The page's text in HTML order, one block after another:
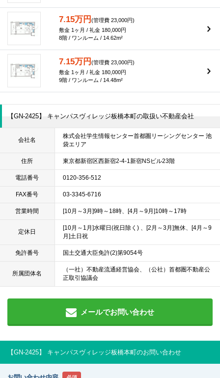
7.15万円 (管理費 23,000円)
敷金 1ヶ月 / 礼金 180,000円
8階 / ワンルーム / 14.62m²
7.15万円 (管理費 23,000円)
敷金 1ヶ月 / 礼金 180,000円
9階 / ワンルーム / 14.48m²
【GN-2425】 キャンパスヴィレッジ板橋本町の取扱い不動産会社
会社名
株式会社学生情報センター首都圏リーシングセンター 池
袋エリア
住所 東京都新宿区西新宿2-4-1新宿NSビル23階
電話番号 0120-356-512
FAX番号 03-3345-6716
営業時間 [10月～3月]9時～18時、[4月～9月]10時～17時
定休日
[10月～1月]水曜日(祝日除く) 、[2月～3月]無休、[4月～9
月]土日祝
免許番号 国土交通大臣免許(2)第9054号
所属団体名
（一社）不動産流通経営協会、（公社）首都圏不動産公
正取引協議会
メールでお問い合わせ
【GN-2425】 キャンパスヴィレッジ板橋本町のお問い合わせ